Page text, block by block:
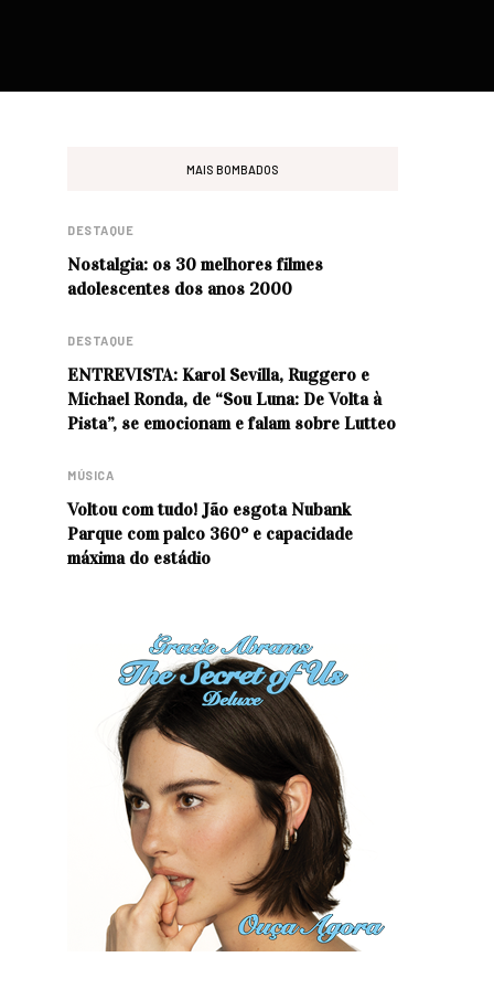
MAIS BOMBADOS
DESTAQUE
Nostalgia: os 30 melhores filmes
adolescentes dos anos 2000
DESTAQUE
ENTREVISTA: Karol Sevilla, Ruggero e
Michael Ronda, de “Sou Luna: De Volta à
Pista”, se emocionam e falam sobre Lutteo
MÚSICA
Voltou com tudo! Jão esgota Nubank
Parque com palco 360º e capacidade
máxima do estádio